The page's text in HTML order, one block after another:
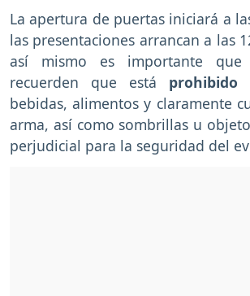
La apertura de puertas iniciará a
las presentaciones arrancan a las
así mismo es importante que
recuerden que está prohibido
bebidas, alimentos y claramente
arma, así como sombrillas u
perjudicial para la seguridad del